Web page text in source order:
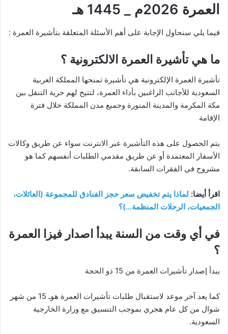
العمرة 2026م _ 1445 هـ
فيما يلي سنحاول الإجابة على أهم الأسئلة المتعلقة بتأشيرة العمرة :
ما هي تأشيرة العمرة الالكترونية ؟
تأشيرة العمرة الإلكترونية هي تأشيرة تمنحها المملكة العربية
السعودية للأجانب الراغبين بأداء العمرة، لتتيح لهم حرية التنقل بين
مكة المكرمة والمدينة المنورة وجميع مدن المملكة خلال فترة
الإقامة
يتم الحصول على هذه التأشيرة عبر الانترنت سواء عن طريق وكالات
الأسفار المعتمدة أو عن طريق مقدمي الطلبات أنفسهم كما هو
مشروح في الفقرات السابقة.
اقرأ أيضا: لماذا يتم تخفيض سعر حجز الفنادق للمجموعة (العائلات،
الجمعيات، الرحلات المنظمة…)؟
في أي وقت من السنة يبدأ اصدار فيزا العمرة
؟
يبدأ إصدار تأشيرات العمرة من 15 ذو الحجة
كما يعد آخر موعد لاستقبال طلبات تأشيرات العمرة هوـ 15 من شهر
شوال من كل عام هجري بموجب التنسيق مع وزارة الخارجية
السعودية.